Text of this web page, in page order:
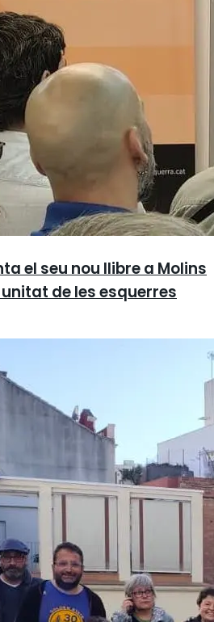
el seu nou llibre a Molins
de les esquerres